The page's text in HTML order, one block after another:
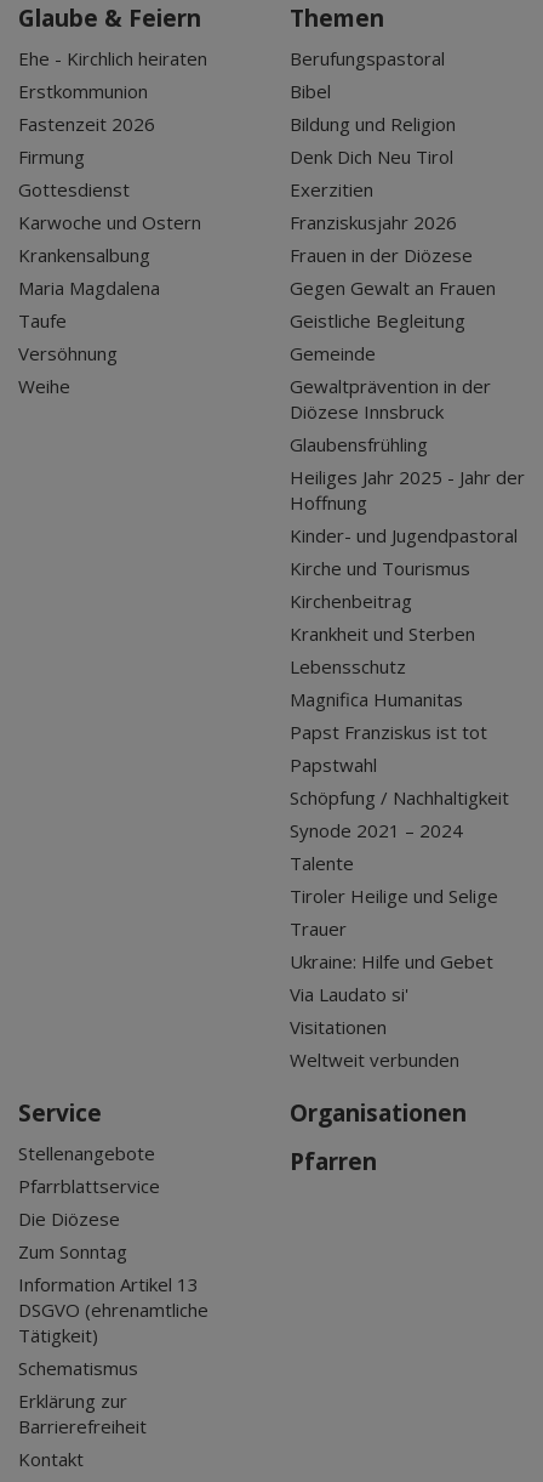
Glaube & Feiern
Ehe - Kirchlich heiraten
Erstkommunion
Fastenzeit 2026
Firmung
Gottesdienst
Karwoche und Ostern
Krankensalbung
Maria Magdalena
Taufe
Versöhnung
Weihe
Themen
Berufungspastoral
Bibel
Bildung und Religion
Denk Dich Neu Tirol
Exerzitien
Franziskusjahr 2026
Frauen in der Diözese
Gegen Gewalt an Frauen
Geistliche Begleitung
Gemeinde
Gewaltprävention in der
Diözese Innsbruck
Glaubensfrühling
Heiliges Jahr 2025 - Jahr der
Hoffnung
Kinder- und Jugendpastoral
Kirche und Tourismus
Kirchenbeitrag
Krankheit und Sterben
Lebensschutz
Magnifica Humanitas
Papst Franziskus ist tot
Papstwahl
Schöpfung / Nachhaltigkeit
Synode 2021 – 2024
Talente
Tiroler Heilige und Selige
Trauer
Ukraine: Hilfe und Gebet
Via Laudato si'
Visitationen
Weltweit verbunden
Service
Stellenangebote
Pfarrblattservice
Die Diözese
Zum Sonntag
Information Artikel 13
DSGVO (ehrenamtliche
Tätigkeit)
Schematismus
Erklärung zur
Barrierefreiheit
Kontakt
Organisationen
Pfarren